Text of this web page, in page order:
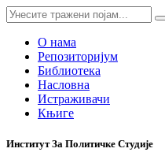
О нама
Репозиторијум
Библиотека
Насловна
Истраживачи
Књиге
Институт За Политичке Студије